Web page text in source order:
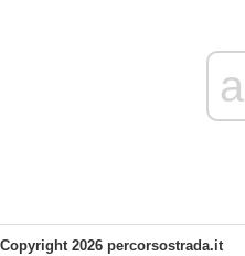
Copyright 2026 percorsostrada.it